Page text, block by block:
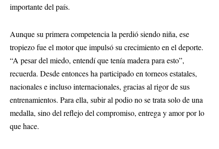
importante del país.
Aunque su primera competencia la perdió siendo niña, ese
tropiezo fue el motor que impulsó su crecimiento en el deporte.
“A pesar del miedo, entendí que tenía madera para esto”,
recuerda. Desde entonces ha participado en torneos estatales,
nacionales e incluso internacionales, gracias al rigor de sus
entrenamientos. Para ella, subir al podio no se trata solo de una
medalla, sino del reflejo del compromiso, entrega y amor por lo
que hace.